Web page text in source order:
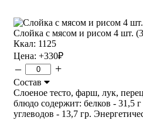
Слойка с мясом и рисом 4 шт.
Ккал: 1125
Цена: +330₽
– +
Состав
Слоеное тесто, фарш, лук,
блюдо содержит: белков - 31,5
углеводов - 13,7 гр.